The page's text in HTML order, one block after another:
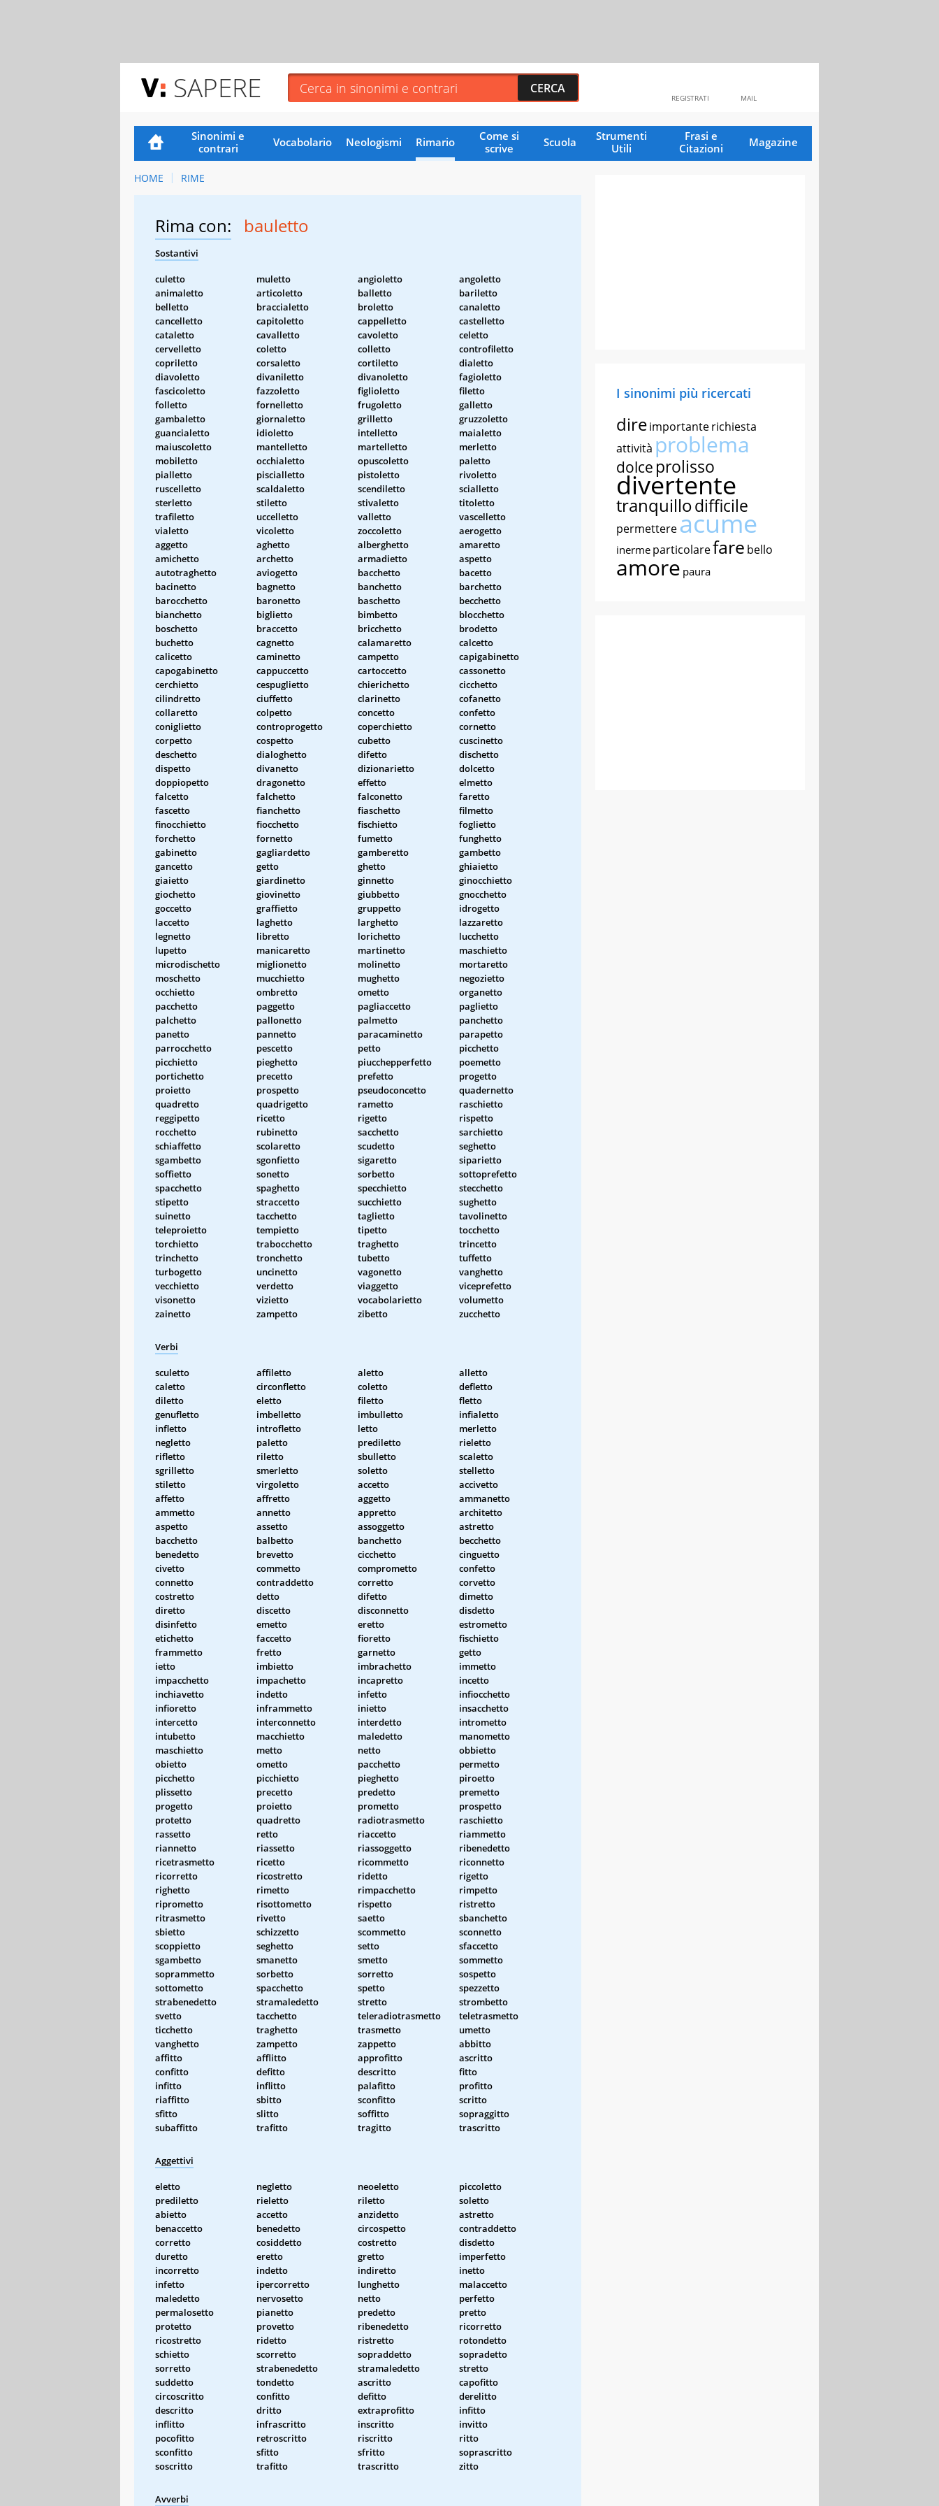
SAPERE MAIL
REGISTRATI
Sinonimi e
contrari
Vocabolario Neologismi Rimario
Come si
scrive
Scuola
Strumenti
Utili
Frasi e
Citazioni
Magazine
HOME RIME
Rima con: bauletto
Sostantivi
culetto muletto angioletto
angoletto
animaletto
articoletto balletto
bariletto
belletto
braccialetto broletto
canaletto
cancelletto
capitoletto cappelletto
castelletto
cataletto
cavalletto cavoletto
celetto
cervelletto
coletto colletto
controfiletto
copriletto
corsaletto cortiletto
dialetto
diavoletto
divaniletto divanoletto
fagioletto
fascicoletto
fazzoletto figlioletto
filetto
folletto
fornelletto frugoletto
galletto
gambaletto
giornaletto grilletto
gruzzoletto
guancialetto
idioletto intelletto
maialetto
maiuscoletto
mantelletto martelletto
merletto
mobiletto
occhialetto opuscoletto
paletto
pialletto
piscialletto pistoletto
rivoletto
ruscelletto
scaldaletto scendiletto
scialletto
sterletto
stiletto stivaletto
titoletto
trafiletto
uccelletto valletto
vascelletto
vialetto
vicoletto zoccoletto
aerogetto
aggetto
aghetto alberghetto
amaretto
amichetto
archetto armadietto
aspetto
autotraghetto
aviogetto bacchetto
bacetto
bacinetto
bagnetto banchetto
barchetto
barocchetto
baronetto baschetto
becchetto
bianchetto
biglietto bimbetto
blocchetto
boschetto
braccetto bricchetto
brodetto
buchetto
cagnetto calamaretto
calcetto
calicetto
caminetto campetto
capigabinetto
capogabinetto
cappuccetto cartoccetto
cassonetto
cerchietto
cespuglietto chierichetto
cicchetto
cilindretto
ciuffetto clarinetto
cofanetto
collaretto
colpetto concetto
confetto
coniglietto
controprogetto coperchietto
cornetto
corpetto
cospetto cubetto
cuscinetto
deschetto
dialoghetto difetto
dischetto
dispetto
divanetto dizionarietto
dolcetto
doppiopetto
dragonetto effetto
elmetto
falcetto
falchetto falconetto
faretto
fascetto
fianchetto fiaschetto
filmetto
finocchietto
fiocchetto fischietto
foglietto
forchetto
fornetto fumetto
funghetto
gabinetto
gagliardetto gamberetto
gambetto
gancetto
getto ghetto
ghiaietto
giaietto
giardinetto ginnetto
ginocchietto
giochetto
giovinetto giubbetto
gnocchetto
goccetto
graffietto gruppetto
idrogetto
laccetto
laghetto larghetto
lazzaretto
legnetto
libretto lorichetto
lucchetto
lupetto
manicaretto martinetto
maschietto
microdischetto
miglionetto molinetto
mortaretto
moschetto
mucchietto mughetto
negozietto
occhietto
ombretto ometto
organetto
pacchetto
paggetto pagliaccetto
paglietto
palchetto
pallonetto palmetto
panchetto
panetto
pannetto paracaminetto
parapetto
parrocchetto
pescetto petto
picchetto
picchietto
pieghetto piucchepperfetto
poemetto
portichetto
precetto prefetto
progetto
proietto
prospetto pseudoconcetto
quadernetto
quadretto
quadrigetto rametto
raschietto
reggipetto
ricetto rigetto
rispetto
rocchetto
rubinetto sacchetto
sarchietto
schiaffetto
scolaretto scudetto
seghetto
sgambetto
sgonfietto sigaretto
siparietto
soffietto
sonetto sorbetto
sottoprefetto
spacchetto
spaghetto specchietto
stecchetto
stipetto
straccetto succhietto
sughetto
suinetto
tacchetto taglietto
tavolinetto
teleproietto
tempietto tipetto
tocchetto
torchietto
trabocchetto traghetto
trincetto
trinchetto
tronchetto tubetto
tuffetto
turbogetto
uncinetto vagonetto
vanghetto
vecchietto
verdetto viaggetto
viceprefetto
visonetto
vizietto vocabolarietto
volumetto
zainetto
zampetto zibetto zucchetto
Verbi
sculetto affiletto aletto
alletto
caletto
circonfletto coletto
defletto
diletto
eletto filetto
fletto
genufletto
imbelletto imbulletto
infialetto
infletto
introfletto letto
merletto
negletto
paletto prediletto
rieletto
rifletto
riletto sbulletto
scaletto
sgrilletto
smerletto soletto
stelletto
stiletto
virgoletto accetto
accivetto
affetto
affretto aggetto
ammanetto
ammetto
annetto appretto
architetto
aspetto
assetto assoggetto
astretto
bacchetto
balbetto banchetto
becchetto
benedetto
brevetto cicchetto
cinguetto
civetto
commetto comprometto
confetto
connetto
contraddetto corretto
corvetto
costretto
detto difetto
dimetto
diretto
discetto disconnetto
disdetto
disinfetto
emetto eretto
estrometto
etichetto
faccetto fioretto
fischietto
frammetto
fretto garnetto
getto
ietto
imbietto imbrachetto
immetto
impacchetto
impachetto incapretto
incetto
inchiavetto
indetto infetto
infiocchetto
infioretto
inframmetto inietto
insacchetto
intercetto
interconnetto interdetto
intrometto
intubetto
macchietto maledetto
manometto
maschietto
metto netto
obbietto
obietto
ometto pacchetto
permetto
picchetto
picchietto pieghetto
piroetto
plissetto
precetto predetto
premetto
progetto
proietto prometto
prospetto
protetto
quadretto radiotrasmetto
raschietto
rassetto
retto riaccetto
riammetto
riannetto
riassetto riassoggetto
ribenedetto
ricetrasmetto
ricetto ricommetto
riconnetto
ricorretto
ricostretto ridetto
rigetto
righetto
rimetto rimpacchetto
rimpetto
riprometto
risottometto rispetto
ristretto
ritrasmetto
rivetto saetto
sbanchetto
sbietto
schizzetto scommetto
sconnetto
scoppietto
seghetto setto
sfaccetto
sgambetto
smanetto smetto
sommetto
soprammetto
sorbetto sorretto
sospetto
sottometto
spacchetto spetto
spezzetto
strabenedetto
stramaledetto stretto
strombetto
svetto
tacchetto teleradiotrasmetto
teletrasmetto
ticchetto
traghetto trasmetto
umetto
vanghetto
zampetto zappetto
abbitto
affitto
afflitto approfitto
ascritto
confitto
defitto descritto
fitto
infitto
inflitto palafitto
profitto
riaffitto
sbitto sconfitto
scritto
sfitto
slitto soffitto
sopraggitto
subaffitto
trafitto tragitto trascritto
Aggettivi
eletto negletto neoeletto
piccoletto
prediletto
rieletto riletto
soletto
abietto
accetto anzidetto
astretto
benaccetto
benedetto circospetto
contraddetto
corretto
cosiddetto costretto
disdetto
duretto
eretto gretto
imperfetto
incorretto
indetto indiretto
inetto
infetto
ipercorretto lunghetto
malaccetto
maledetto
nervosetto netto
perfetto
permalosetto
pianetto predetto
pretto
protetto
provetto ribenedetto
ricorretto
ricostretto
ridetto ristretto
rotondetto
schietto
scorretto sopraddetto
sopradetto
sorretto
strabenedetto stramaledetto
stretto
suddetto
tondetto ascritto
capofitto
circoscritto
confitto defitto
derelitto
descritto
dritto extraprofitto
infitto
inflitto
infrascritto inscritto
invitto
pocofitto
retroscritto riscritto
ritto
sconfitto
sfitto sfritto
soprascritto
soscritto
trafitto trascritto zitto
Avverbi
I sinonimi più ricercati
direimportanterichiesta
attività problema
dolce prolisso
divertente
tranquillodifficile
permettereacume
inerme particolarefare bello
amore paura